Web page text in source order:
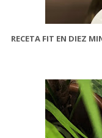
RECETA FIT EN DIEZ